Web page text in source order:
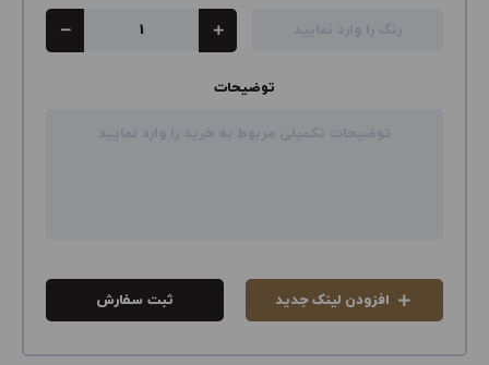
توضیحات
افزودن لینک جدید ثبت سفارش